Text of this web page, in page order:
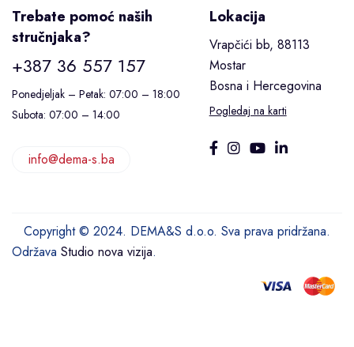
Trebate pomoć naših
stručnjaka?
+387 36 557 157
Ponedjeljak – Petak: 07:00 – 18:00
Subota: 07:00 – 14:00
info@dema-s.ba
Lokacija
Vrapčići bb, 88113
Mostar
Bosna i Hercegovina
Pogledaj na karti
Copyright © 2024. DEMA&S d.o.o. Sva prava pridržana.
Održava Studio nova vizija.